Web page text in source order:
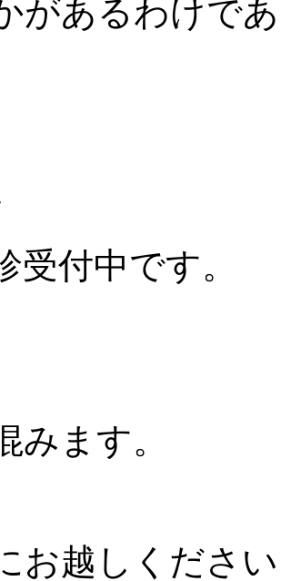
があるわけで
受付中です。
みます。
お越しください